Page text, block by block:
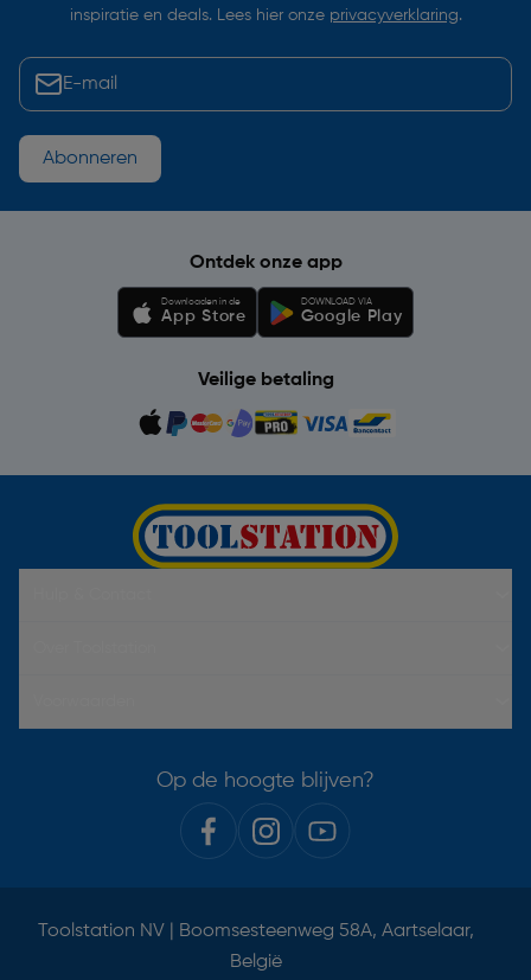
inspiratie en deals. Lees hier onze privacyverklaring.
Abonneren
Ontdek onze app
Downloaden in de
App Store
DOWNLOAD VIA
Google Play
Veilige betaling
Op de hoogte blijven?
Toolstation NV | Boomsesteenweg 58A, Aartselaar,
België